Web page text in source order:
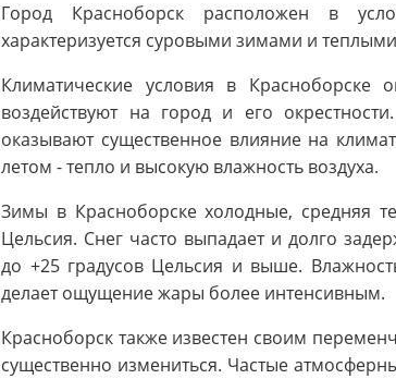
Город Красноборск расположен в
характеризуется суровыми зимами и
Климатические условия в Красноборске
воздействуют на город и его
оказывают существенное влияние на
летом - тепло и высокую влажность воздуха.
Зимы в Красноборске холодные, средняя
Цельсия. Снег часто выпадает и долго
до +25 градусов Цельсия и выше.
делает ощущение жары более интенсивным.
Красноборск также известен своим
существенно измениться. Частые